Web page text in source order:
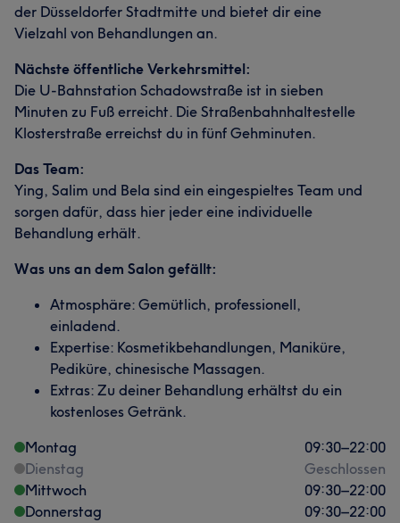
der Düsseldorfer Stadtmitte und bietet dir eine
Vielzahl von Behandlungen an.
Nächste öffentliche Verkehrsmittel:
Die U-Bahnstation Schadowstraße ist in sieben
Minuten zu Fuß erreicht. Die Straßenbahnhaltestelle
Klosterstraße erreichst du in fünf Gehminuten.
Das Team:
Ying, Salim und Bela sind ein eingespieltes Team und
sorgen dafür, dass hier jeder eine individuelle
Behandlung erhält.
Was uns an dem Salon gefällt:
Atmosphäre: Gemütlich, professionell,
einladend.
Expertise: Kosmetikbehandlungen, Maniküre,
Pediküre, chinesische Massagen.
Extras: Zu deiner Behandlung erhältst du ein
kostenloses Getränk.
Montag
09:30–22:00
Dienstag
Geschlossen
Mittwoch
09:30–22:00
Donnerstag
09:30–22:00